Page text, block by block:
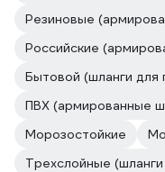
Резиновые
Российские
Бытовой (шланги для
ПВХ (армированные
Морозостойкие
Трехслойные